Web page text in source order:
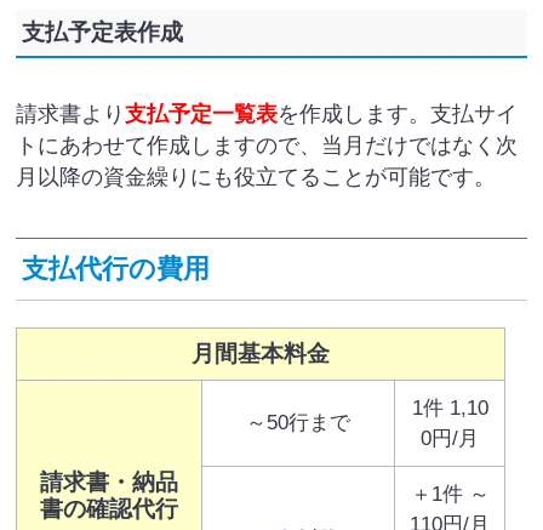
支払予定表作成
請求書より支払予定一覧表を作成します。支払サイ
トにあわせて作成しますので、当月だけではなく次
月以降の資金繰りにも役立てることが可能です。
支払代行の費用
月間基本料金
請求書・納品
書の確認代行
～50行まで
1件 1,10
0円/月
＋1件 ～
110円/月